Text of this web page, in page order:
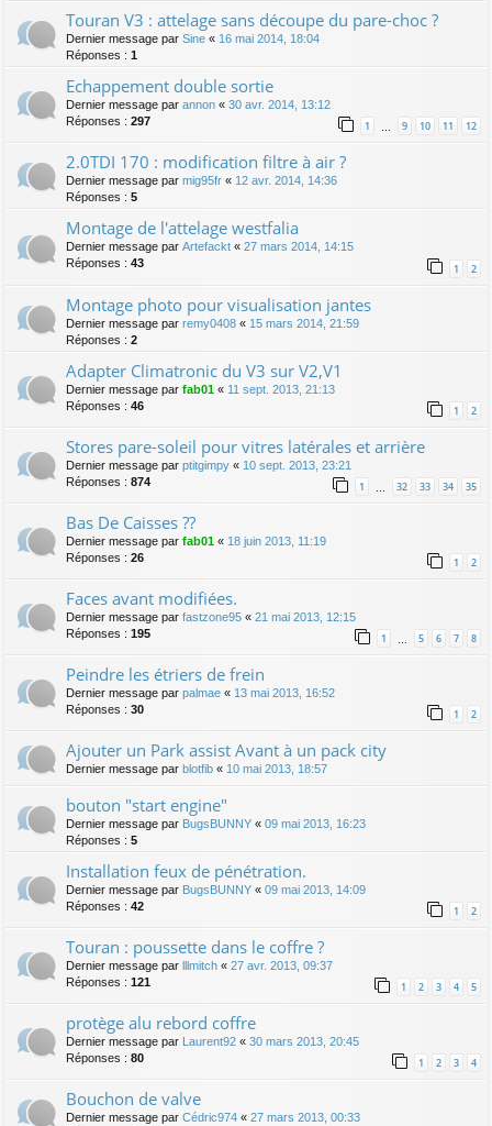
Touran V3 : attelage sans découpe du pare-choc ?
Dernier message par Sine « 16 mai 2014, 18:04
Réponses : 1
Echappement double sortie
Dernier message par annon « 30 avr. 2014, 13:12
Réponses : 297 1 … 9 10 11 12
2.0TDI 170 : modification filtre à air ?
Dernier message par mig95fr « 12 avr. 2014, 14:36
Réponses : 5
Montage de l'attelage westfalia
Dernier message par Artefackt « 27 mars 2014, 14:15
Réponses : 43 1 2
Montage photo pour visualisation jantes
Dernier message par remy0408 « 15 mars 2014, 21:59
Réponses : 2
Adapter Climatronic du V3 sur V2,V1
Dernier message par fab01 « 11 sept. 2013, 21:13
Réponses : 46 1 2
Stores pare-soleil pour vitres latérales et arrière
Dernier message par ptitgimpy « 10 sept. 2013, 23:21
Réponses : 874 1 32 33 34 35
Bas De Caisses ??
Dernier message par fab01 « 18 juin 2013, 11:19
Réponses : 26 1 2
Faces avant modifiées.
Dernier message par fastzone95 « 21 mai 2013, 12:15
Réponses : 195 1 5 6 7 8
Peindre les étriers de frein
Dernier message par palmae « 13 mai 2013, 16:52
Réponses : 30 1 2
Ajouter un Park assist Avant à un pack city
Dernier message par blotfib « 10 mai 2013, 18:57
bouton "start engine"
Dernier message par BugsBUNNY « 09 mai 2013, 16:23
Réponses : 5
Installation feux de pénétration.
Dernier message par BugsBUNNY « 09 mai 2013, 14:09
Réponses : 42 1 2
Touran : poussette dans le coffre ?
Dernier message par lllmitch « 27 avr. 2013, 09:37
Réponses : 121 1 2 3 4 5
protège alu rebord coffre
Dernier message par Laurent92 « 30 mars 2013, 20:45
Réponses : 80 1 2 3 4
Bouchon de valve
Dernier message par Cédric974 « 27 mars 2013, 00:33